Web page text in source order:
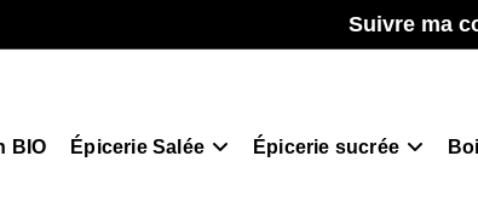
Suivre ma
BIO Épicerie Salée Épicerie sucrée